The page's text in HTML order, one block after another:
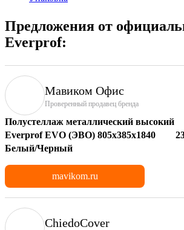
Предложения от
Everprof:
Мавиком Офис
Проверенный продавец бренда
Полустеллаж металлический высокий
Everprof EVO (ЭВО) 805х385x1840
Белый/Черный
mavikom.ru
ChiedoCover